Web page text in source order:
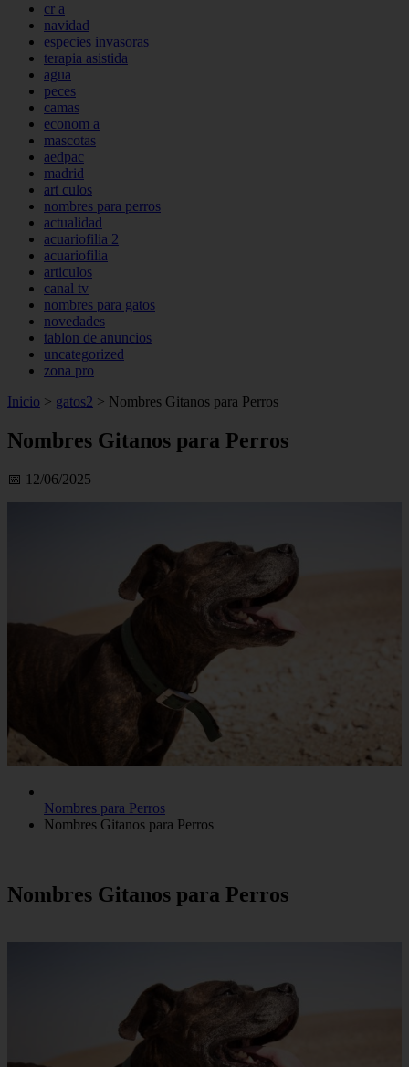
cr a
navidad
especies invasoras
terapia asistida
agua
peces
camas
econom a
mascotas
aedpac
madrid
art culos
nombres para perros
actualidad
acuariofilia 2
acuariofilia
articulos
canal tv
nombres para gatos
novedades
tablon de anuncios
uncategorized
zona pro
Inicio > gatos2 > Nombres Gitanos para Perros
Nombres Gitanos para Perros
📅 12/06/2025
Nombres para Perros
Nombres Gitanos para Perros
Nombres Gitanos para Perros